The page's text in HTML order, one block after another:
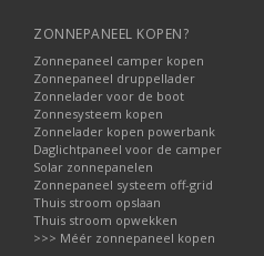
ZONNEPANEEL KOPEN?
Zonnepaneel camper kopen
Zonnepaneel druppellader
Zonnelader voor de boot
Zonnesysteem kopen
Zonnelader kopen powerbank
Daglichtpaneel voor de camper
Solar zonnepanelen
Zonnepaneel systeem off-grid
Thuis stroom opslaan
Thuis stroom opwekken
>>> Méér zonnepaneel kopen